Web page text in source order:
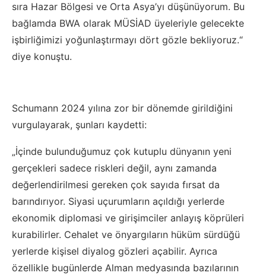
sıra Hazar Bölgesi ve Orta Asya’yı düşünüyorum. Bu
bağlamda BWA olarak MÜSİAD üyeleriyle gelecekte
işbirliğimizi yoğunlaştırmayı dört gözle bekliyoruz.“
diye konuştu.
Schumann 2024 yılına zor bir dönemde girildiğini
vurgulayarak, şunları kaydetti:
„İçinde bulunduğumuz çok kutuplu dünyanın yeni
gerçekleri sadece riskleri değil, aynı zamanda
değerlendirilmesi gereken çok sayıda fırsat da
barındırıyor. Siyasi uçurumların açıldığı yerlerde
ekonomik diplomasi ve girişimciler anlayış köprüleri
kurabilirler. Cehalet ve önyargıların hüküm sürdüğü
yerlerde kişisel diyalog gözleri açabilir. Ayrıca
özellikle bugünlerde Alman medyasında bazılarının